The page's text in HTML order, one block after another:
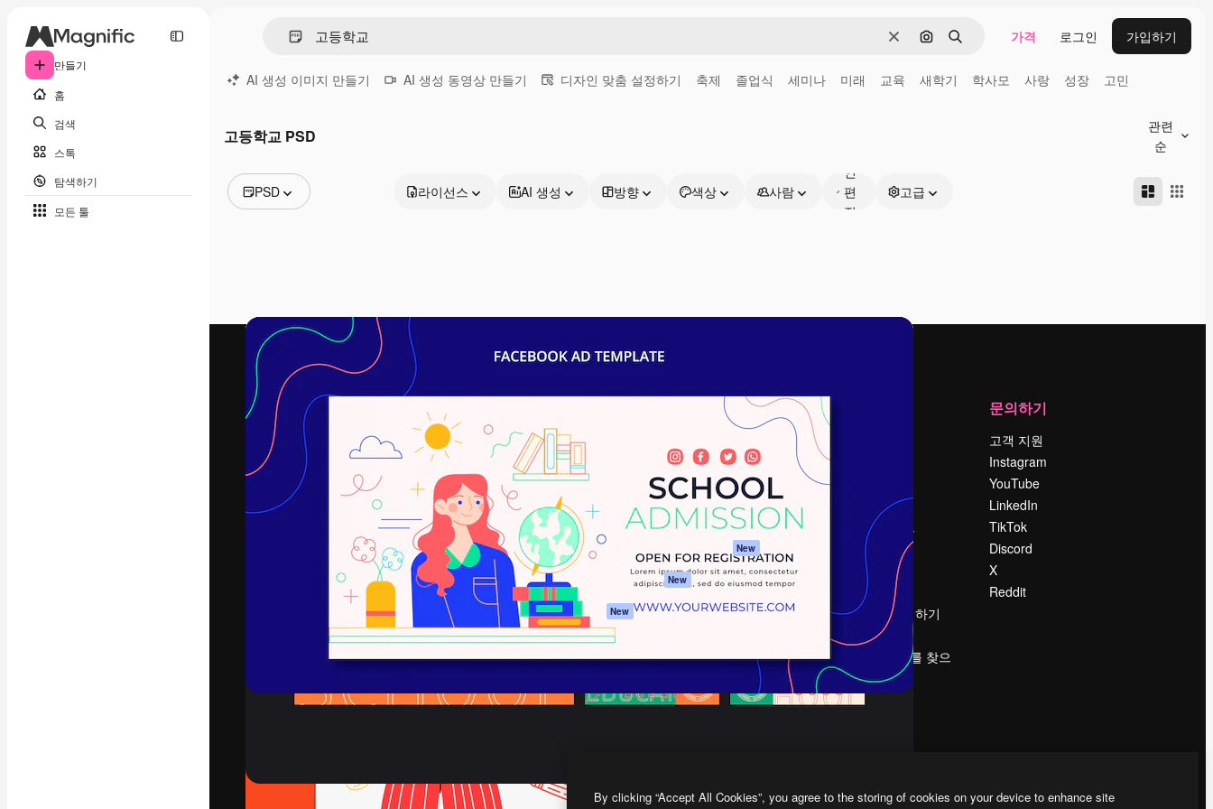
만들기
홈
검색
스톡
탐색하기
모든 툴
지우기이미지로 검색
검색 가격 로그인 가입하기
AI 생성 이미지 만들기 AI 생성 동영상 만들기 디자인 맞춤 설정하기 축제 졸업식 세미나 미래 교육 새학기 학사모 사랑 성장 고민
고등학교 PSD
관련
순
PSD
동영상
영상 클립
모션 그래픽
동영상 템플릿
아이콘
3D 모델
글꼴
라이선스 AI 생성 방향 색상 사람
인
편
집
고급
최고의 결과물을 이끌어내는 크리에이티브
플랫폼. 크리에이터, 엔터프라이즈, 에이전시,
스튜디오를 아우르는 100만 명 이상의 구독
Spaces
AI 어시스턴트
AI 이미지 생성기
AI 동영상 생성기
AI 텍스트 음성 변환
스톡 콘텐츠
Claude/ChatGPT
용 MCP
New
Agents New
API
모바일 앱
시작하기
문서
지원
이용 약관
개인정보 보호 정책
New
쿠키 정책
Trust Center
제휴 파트너
채용 정보
검색 트렌드
블로그
이벤트
Slidesgo
콘텐츠 판매하기
프레스룸
magnific.ai를 찾으
시나요?
문의하기
고객 지원
Instagram
YouTube
LinkedIn
TikTok
Discord
X
Reddit
By clicking “Accept All Cookies”, you agree to the storing of cookies on your device to enhance site